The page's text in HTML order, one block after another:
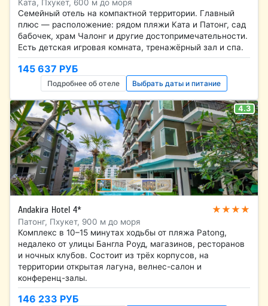
Ката, Пхукет, 600 м до моря
Семейный отель на компактной территории. Главный
плюс — расположение: рядом пляжи Ката и Патонг, сад
бабочек, храм Чалонг и другие достопримечательности.
Есть детская игровая комната, тренажёрный зал и спа.
145 637 РУБ
Подробнее об отеле Выбрать даты и питание
4.3
Andakira Hotel 4* ★★★★
Патонг, Пхукет, 900 м до моря
Комплекс в 10–15 минутах ходьбы от пляжа Patong,
недалеко от улицы Бангла Роуд, магазинов, ресторанов
и ночных клубов. Состоит из трёх корпусов, на
территории открытая лагуна, велнес-салон и
конференц-залы.
146 233 РУБ